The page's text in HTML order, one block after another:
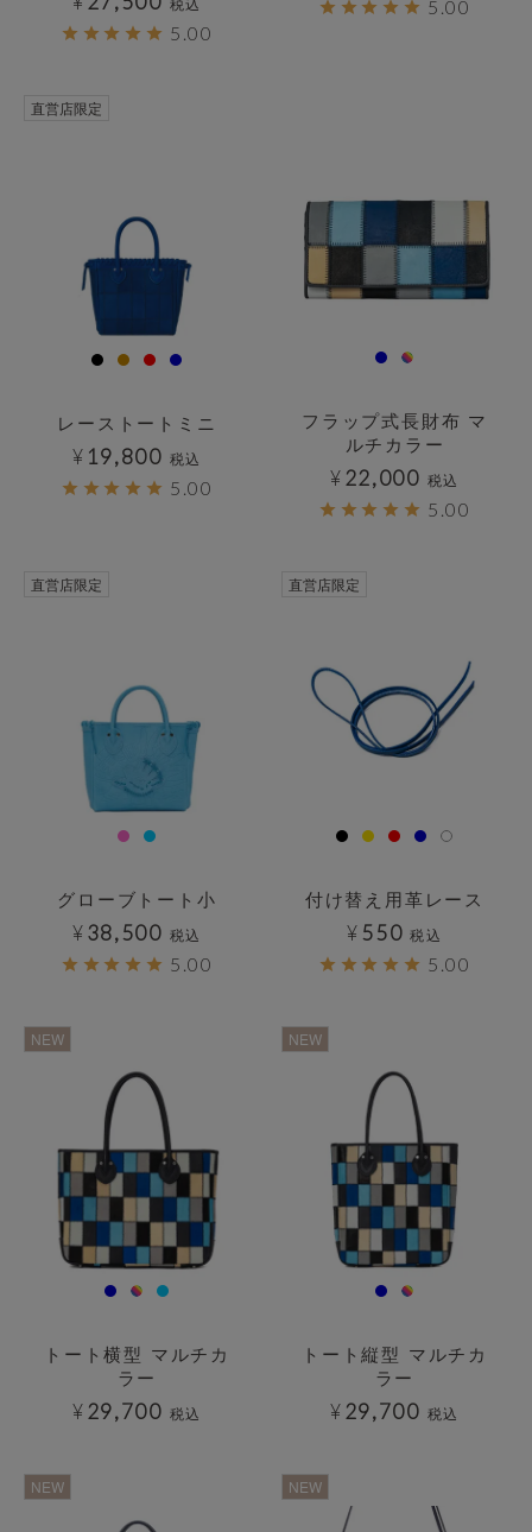
5.00
5.00
直営店限定
レーストートミニ
¥ 19,800 税込
5.00
フラップ式長財布 マ
ルチカラー
¥ 22,000 税込
5.00
直営店限定
グローブトート小
¥38,500 税込
5.00
直営店限定
付け替え用革レース
¥ 550 税込
5.00
NEW
トート横型 マルチカ
ラー
¥ 29,700 税込
NEW
トート縦型 マルチカ
ラー
¥ 29,700 税込
NEW NEW